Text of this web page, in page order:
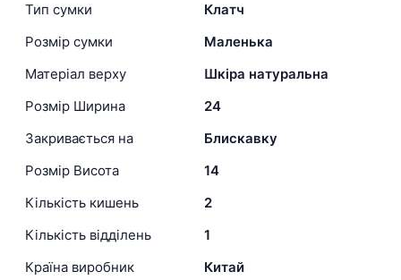
Тип сумки
Клатч
Розмір сумки
Маленька
Матеріал верху
Шкіра натуральна
Розмір Ширина
24
Закривається на
Блискавку
Розмір Висота
14
Кількість кишень
2
Кількість відділень
1
Країна виробник
Китай